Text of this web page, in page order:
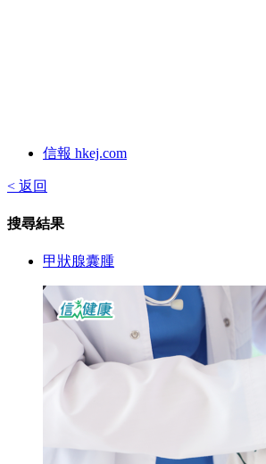
信報 hkej.com
< 返回
搜尋結果
甲狀腺囊腫